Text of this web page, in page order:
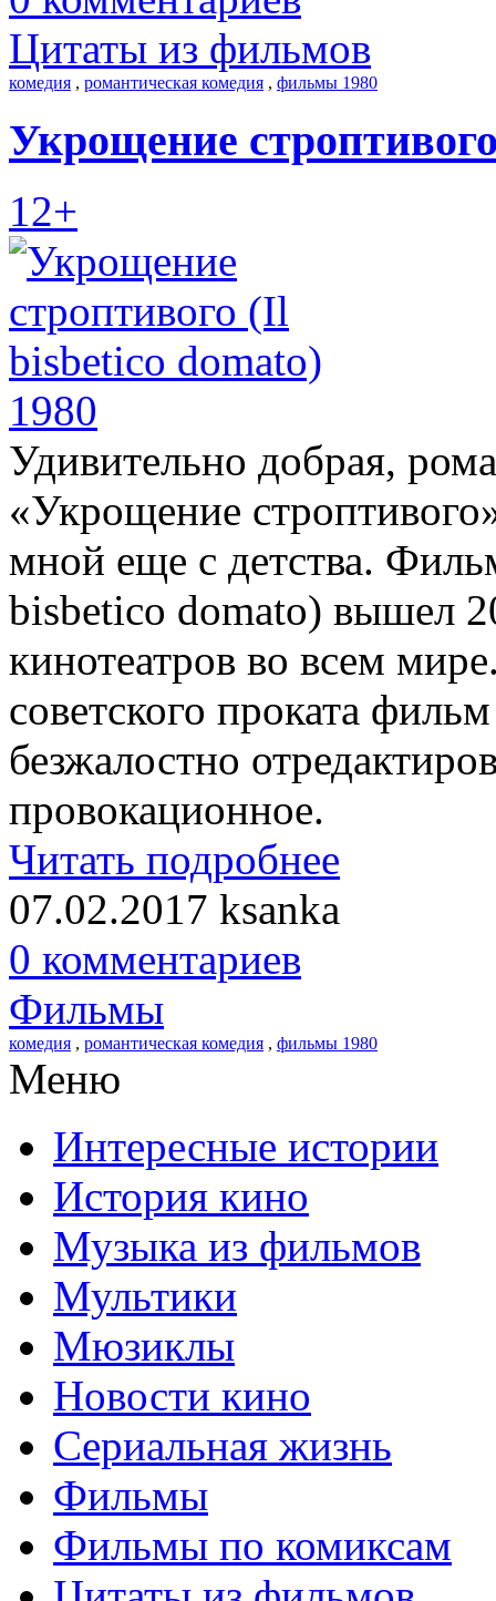
Цитаты из фильмов
комедия , романтическая комедия , фильмы 1980
Укрощение
12+
Удивительно добрая,
«Укрощение
мной еще с детства.
bisbetico domato) вышел
кинотеатров во всем
советского проката
безжалостно
провокационное.
Читать подробнее
07.02.2017 ksanka
0 комментариев
Фильмы
комедия , романтическая комедия , фильмы 1980
Меню
Интересные истории
История кино
Музыка из фильмов
Мультики
Мюзиклы
Новости кино
Сериальная жизнь
Фильмы
Фильмы по комиксам